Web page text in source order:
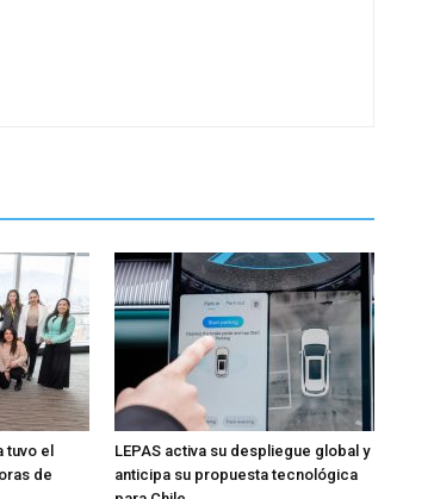
tuvo el
de
LEPAS activa su despliegue global y
anticipa su propuesta tecnológica